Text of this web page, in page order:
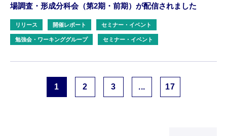
場調査・形成分科会（第2期・前期）が配信されました
リリース 開催レポート セミナー・イベント
勉強会・ワーキンググループ セミナー・イベント
1 2 3 ... 17